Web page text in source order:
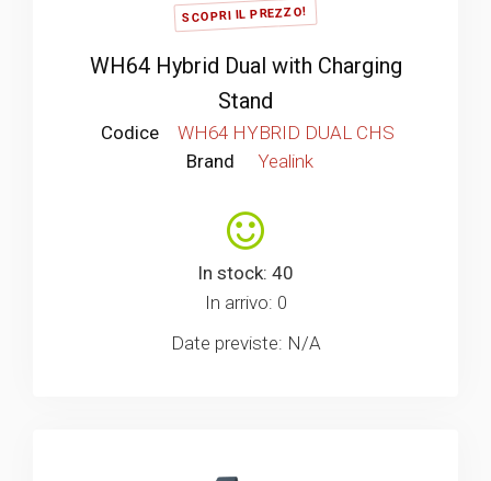
SCOPRI IL PREZZO!
WH64 Hybrid Dual with Charging
Stand
Codice
WH64 HYBRID DUAL CHS
Brand
Yealink
In stock: 40
In arrivo: 0
Date previste: N/A